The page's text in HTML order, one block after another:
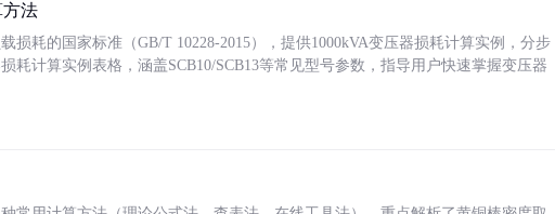
法
损耗的国家标准（GB/T 10228-2015），提供1000kVA变压器损耗计算实例，分步
耗计算实例表格，涵盖SCB10/SCB13等常见型号参数，指导用户快速掌握变压器